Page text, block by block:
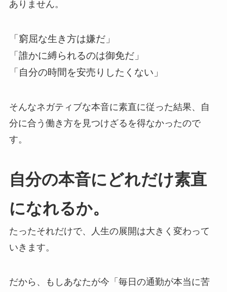
ありません。
「窮屈な生き方は嫌だ」
「誰かに縛られるのは御免だ」
「自分の時間を安売りしたくない」
そんなネガティブな本音に素直に従った結果、自
分に合う働き方を見つけざるを得なかったので
す。
自分の本音にどれだけ素直
になれるか。
たったそれだけで、人生の展開は大きく変わって
いきます。
だから、もしあなたが今「毎日の通勤が本当に苦